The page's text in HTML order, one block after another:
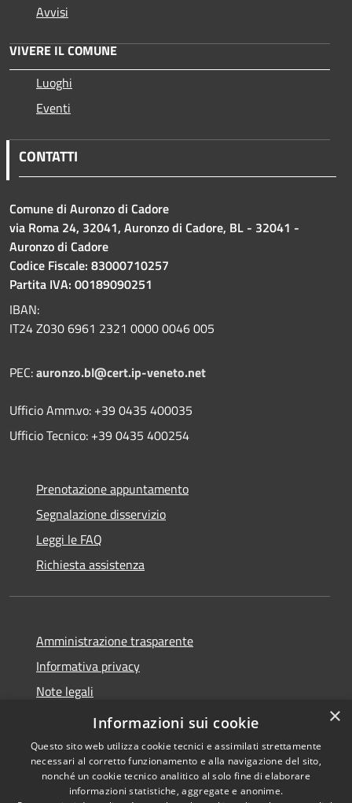
Avvisi
VIVERE IL COMUNE
Luoghi
Eventi
CONTATTI
Comune di Auronzo di Cadore
via Roma 24, 32041, Auronzo di Cadore, BL - 32041 -
Auronzo di Cadore
Codice Fiscale: 83000710257
Partita IVA: 00189090251
IBAN:
IT24 Z030 6961 2321 0000 0046 005
PEC:auronzo.bl@cert.ip-veneto.net
Ufficio Amm.vo: +39 0435 400035
Ufficio Tecnico: +39 0435 400254
Prenotazione appuntamento
Segnalazione disservizio
Leggi le FAQ
Richiesta assistenza
Amministrazione trasparente
Informativa privacy
Note legali
Dichiarazione di accessibilità
Copyright © 2026 • Comune di
×
Informazioni sui cookie
Questo sito web utilizza cookie tecnici e assimilati strettamente
necessari al corretto funzionamento e alla navigazione del sito,
nonché un cookie tecnico analitico al solo fine di elaborare
informazioni statistiche, aggregate e anonime.